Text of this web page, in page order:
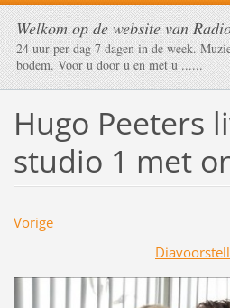
Welkom op de website van
24 uur per dag 7 dagen in de week.
bodem. Voor u door u en met u ......
Hugo Peeters
studio 1 met
Vorige